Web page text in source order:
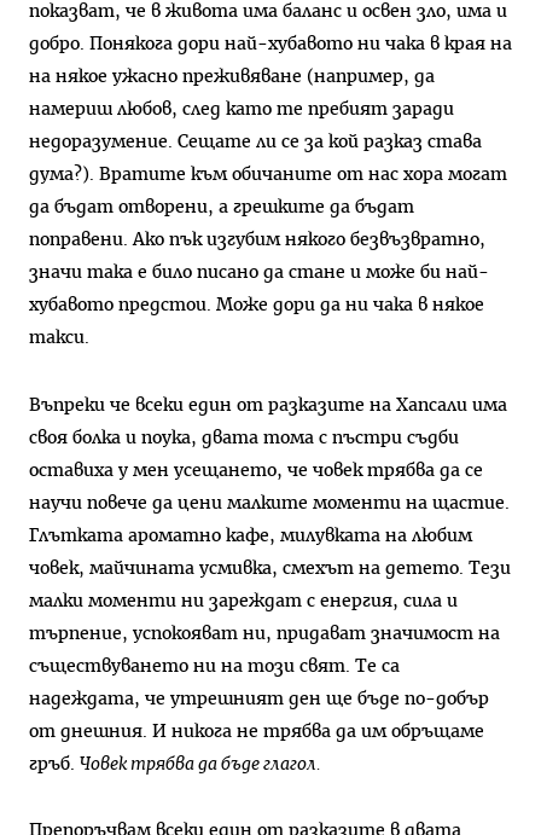
показват, че в живота има баланс и освен зло, има и
добро. Понякога дори най-хубавото ни чака в края на
на някое ужасно преживяване (например, да
намериш любов, след като те пребият заради
недоразумение. Сещате ли се за кой разказ става
дума?). Вратите към обичаните от нас хора могат
да бъдат отворени, а грешките да бъдат
поправени. Ако пък изгубим някого безвъзвратно,
значи така е било писано да стане и може би най-
хубавото предстои. Може дори да ни чака в някое
такси.
Въпреки че всеки един от разказите на Хапсали има
своя болка и поука, двата тома с пъстри съдби
оставиха у мен усещането, че човек трябва да се
научи повече да цени малките моменти на щастие.
Глътката ароматно кафе, милувката на любим
човек, майчината усмивка, смехът на детето. Тези
малки моменти ни зареждат с енергия, сила и
търпение, успокояват ни, придават значимост на
съществуването ни на този свят. Те са
надеждата, че утрешният ден ще бъде по-добър
от днешния. И никога не трябва да им обръщаме
гръб. Човек трябва да бъде глагол.
Препоръчвам всеки един от разказите в двата